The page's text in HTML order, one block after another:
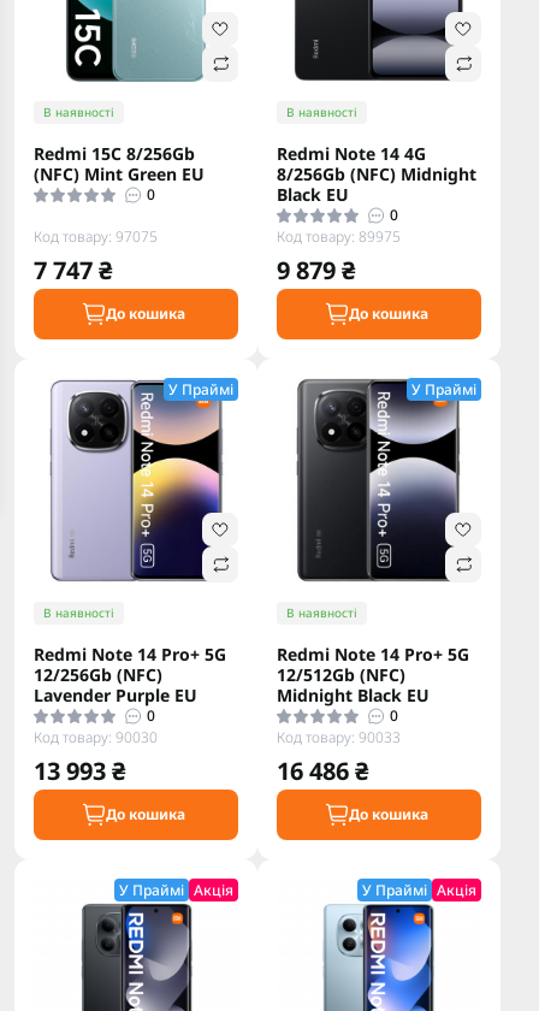
В наявності
Redmi 15C 8/256Gb
(NFC) Mint Green EU
0
Код товару: 97075
7 747 ₴
До кошика
В наявності
Redmi Note 14 4G
8/256Gb (NFC) Midnight
Black EU
0
Код товару: 89975
9 879 ₴
До кошика
У Праймі
В наявності
Redmi Note 14 Pro+ 5G
12/256Gb (NFC)
Lavender Purple EU
0
Код товару: 90030
13 993 ₴
До кошика
У Праймі
В наявності
Redmi Note 14 Pro+ 5G
12/512Gb (NFC)
Midnight Black EU
0
Код товару: 90033
16 486 ₴
До кошика
У Праймі Акція У Праймі Акція